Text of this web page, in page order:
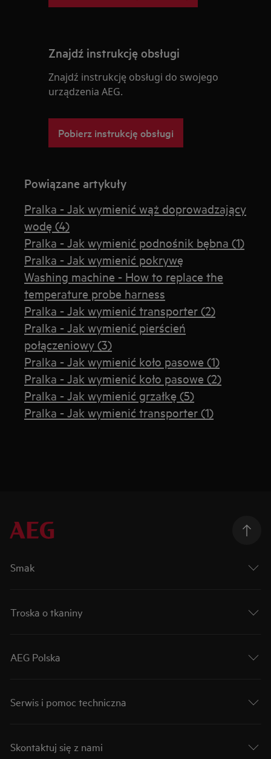
Znajdź instrukcję obsługi
Znajdź instrukcję obsługi do swojego
urządzenia AEG.
Pobierz instrukcję obsługi
Powiązane artykuły
Pralka - Jak wymienić wąż doprowadzający
wodę (4)
Pralka - Jak wymienić podnośnik bębna (1)
Pralka - Jak wymienić pokrywę
Washing machine - How to replace the
temperature probe harness
Pralka - Jak wymienić transporter (2)
Pralka - Jak wymienić pierścień
połączeniowy (3)
Pralka - Jak wymienić koło pasowe (1)
Pralka - Jak wymienić koło pasowe (2)
Pralka - Jak wymienić grzałkę (5)
Pralka - Jak wymienić transporter (1)
Smak
Troska o tkaniny
AEG Polska
Serwis i pomoc techniczna
Skontaktuj się z nami